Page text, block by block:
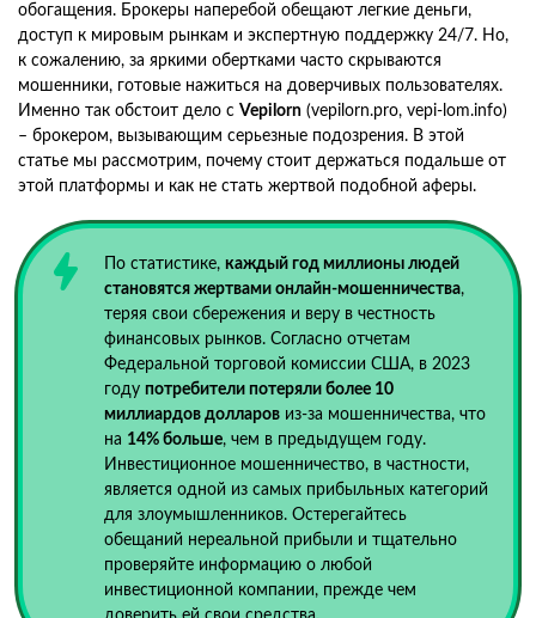
обогащения. Брокеры наперебой обещают легкие деньги,
доступ к мировым рынкам и экспертную поддержку 24/7. Но,
к сожалению, за яркими обертками часто скрываются
мошенники, готовые нажиться на доверчивых пользователях.
Именно так обстоит дело с Vepilorn (vepilorn.pro, vepi-lom.info)
– брокером, вызывающим серьезные подозрения. В этой
статье мы рассмотрим, почему стоит держаться подальше от
этой платформы и как не стать жертвой подобной аферы.
По статистике, каждый год миллионы людей
становятся жертвами онлайн-мошенничества,
теряя свои сбережения и веру в честность
финансовых рынков. Согласно отчетам
Федеральной торговой комиссии США, в 2023
году потребители потеряли более 10
миллиардов долларов из-за мошенничества, что
на 14% больше, чем в предыдущем году.
Инвестиционное мошенничество, в частности,
является одной из самых прибыльных категорий
для злоумышленников. Остерегайтесь
обещаний нереальной прибыли и тщательно
проверяйте информацию о любой
инвестиционной компании, прежде чем